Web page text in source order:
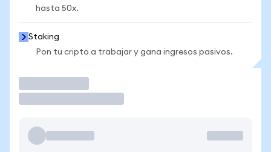
hasta 50x.
Staking
Pon tu cripto a trabajar y gana ingresos pasivos.